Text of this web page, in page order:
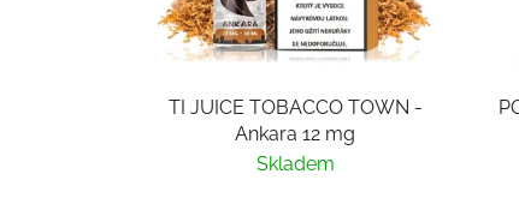
TI JUICE TOBACCO TOWN -
Ankara 12 mg
Skladem